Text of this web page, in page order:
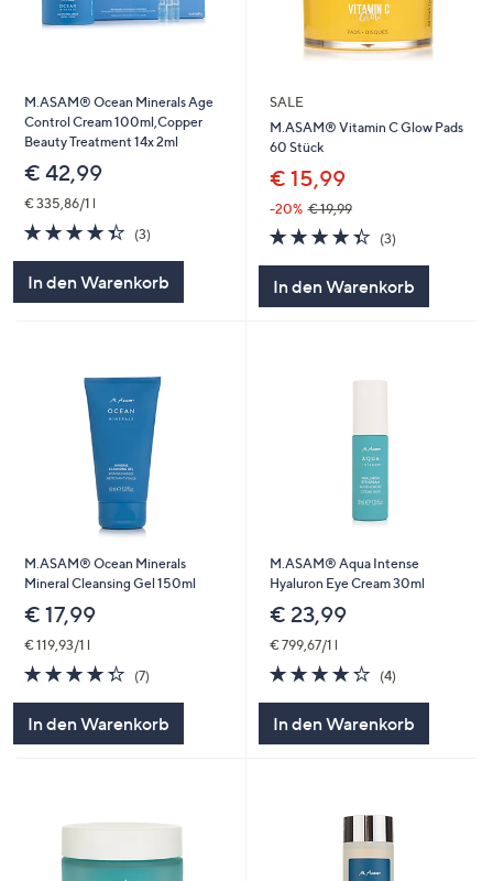
M.ASAM® Ocean Minerals Age
Control Cream 100ml,Copper
Beauty Treatment 14x 2ml
€ 42,99
€ 335,86/1 l
4.3
von
5
(3)
In den Warenkorb
SALE
M.ASAM® Vitamin C Glow Pads
60 Stück
€ 15,99
-20% € 19,99
4.3
von
(3)3
In den Warenkorb
M.ASAM® Ocean Minerals
Mineral Cleansing Gel 150ml
€ 17,99
€ 119,93/1 l
4.3
von
5
(7)
In den Warenkorb
M.ASAM® Aqua Intense
Hyaluron Eye Cream 30ml
€ 23,99
€ 799,67/1 l
4.2
von
(4)4
In den Warenkorb